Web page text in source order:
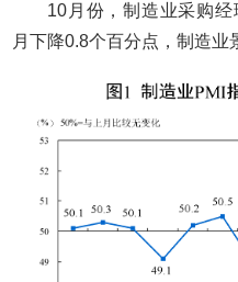
10月份，制造业采购
月下降0.8个百分点，制造业